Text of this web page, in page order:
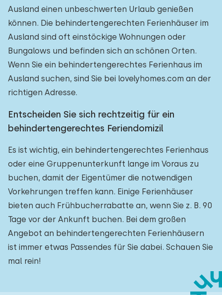
Ausland einen unbeschwerten Urlaub genießen
können. Die behindertengerechten Ferienhäuser im
Ausland sind oft einstöckige Wohnungen oder
Bungalows und befinden sich an schönen Orten.
Wenn Sie ein behindertengerechtes Ferienhaus im
Ausland suchen, sind Sie bei lovelyhomes.com an der
richtigen Adresse.
Entscheiden Sie sich rechtzeitig für ein
behindertengerechtes Feriendomizil
Es ist wichtig, ein behindertengerechtes Ferienhaus
oder eine Gruppenunterkunft lange im Voraus zu
buchen, damit der Eigentümer die notwendigen
Vorkehrungen treffen kann. Einige Ferienhäuser
bieten auch Frühbucherrabatte an, wenn Sie z. B. 90
Tage vor der Ankunft buchen. Bei dem großen
Angebot an behindertengerechten Ferienhäusern
ist immer etwas Passendes für Sie dabei. Schauen Sie
mal rein!